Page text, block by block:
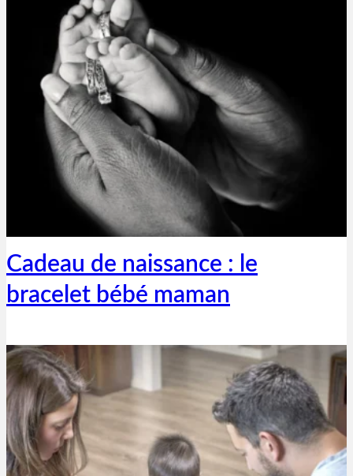
Thibaut Parent
Cadeau de naissance : le
bracelet bébé maman